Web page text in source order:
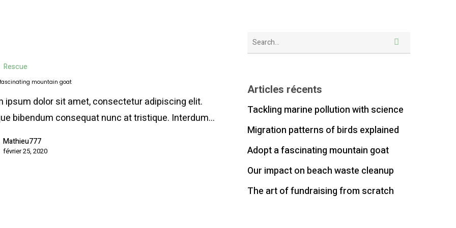
Rescue
mountain goat
ipsum dolor sit amet, consectetur adipiscing elit.
bibendum consequat nunc at tristique. Interdum…
Mathieu777
février 25, 2020
Articles récents
Tackling marine pollution with science
Migration patterns of birds explained
Adopt a fascinating mountain goat
Our impact on beach waste cleanup
The art of fundraising from scratch